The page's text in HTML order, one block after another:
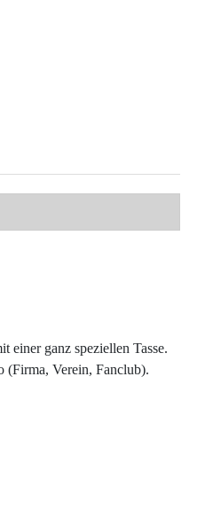
einer ganz speziellen Tasse.
(Firma, Verein, Fanclub).